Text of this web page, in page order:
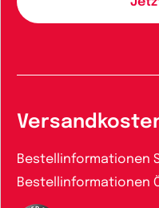
Bestellinformationen
Bestellinformationen